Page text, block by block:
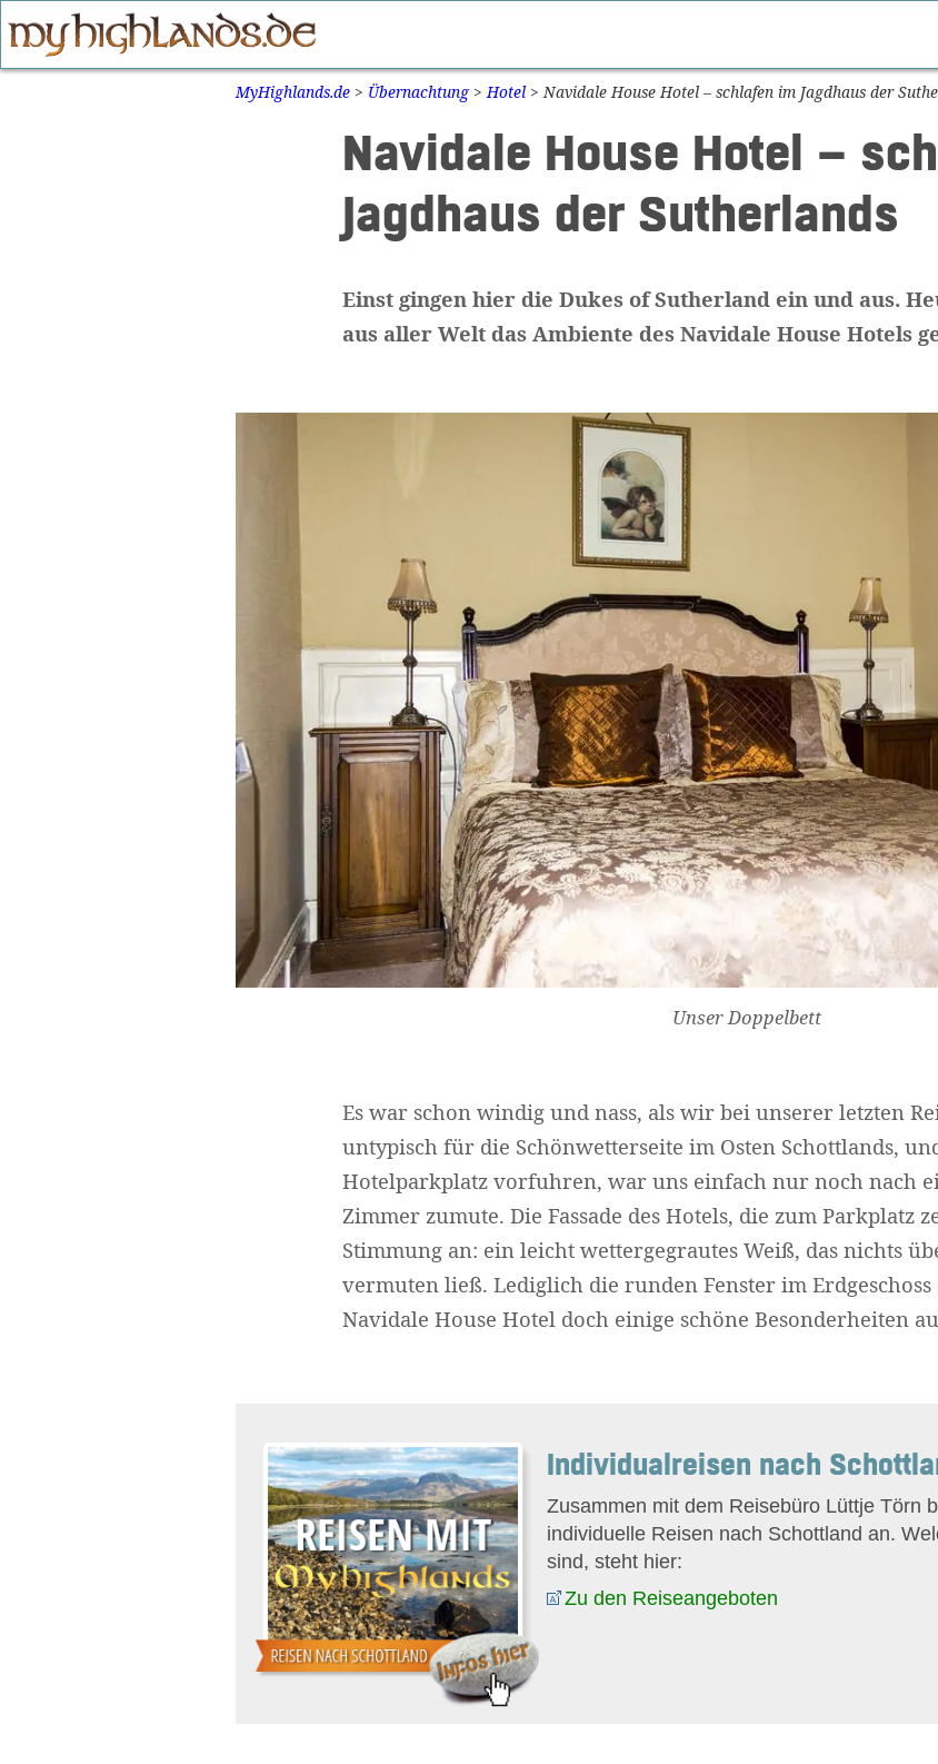
Zum
Inhalt
MyHighlands.de > Übernachtung >Hotel >Navidale House Hotel – schlafen im Jagdhaus der
Navidale House Hotel –
Jagdhaus der Sutherlands
Einst gingen hier die Dukes of Sutherland ein und aus.
aus aller Welt das Ambiente des Navidale House Hotels
Unser Doppelbett
Es war schon windig und nass, als wir bei unserer letzten
untypisch für die Schönwetterseite im Osten Schottlands,
Hotelparkplatz vorfuhren, war uns einfach nur noch nach
Zimmer zumute. Die Fassade des Hotels, die zum Parkplatz
Stimmung an: ein leicht wettergegrautes Weiß, das nichts
vermuten ließ. Lediglich die runden Fenster im Erdgeschoss
Navidale House Hotel doch einige schöne Besonderheiten
Individualreisen nach
Zusammen mit dem Reisebüro Lüttje Törn
individuelle Reisen nach Schottland an.
sind, steht hier:
Zu den Reiseangeboten